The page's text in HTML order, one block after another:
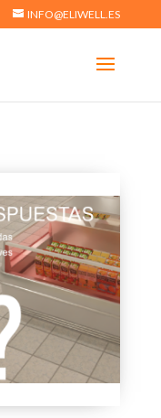
INFO@ELIWELL.ES